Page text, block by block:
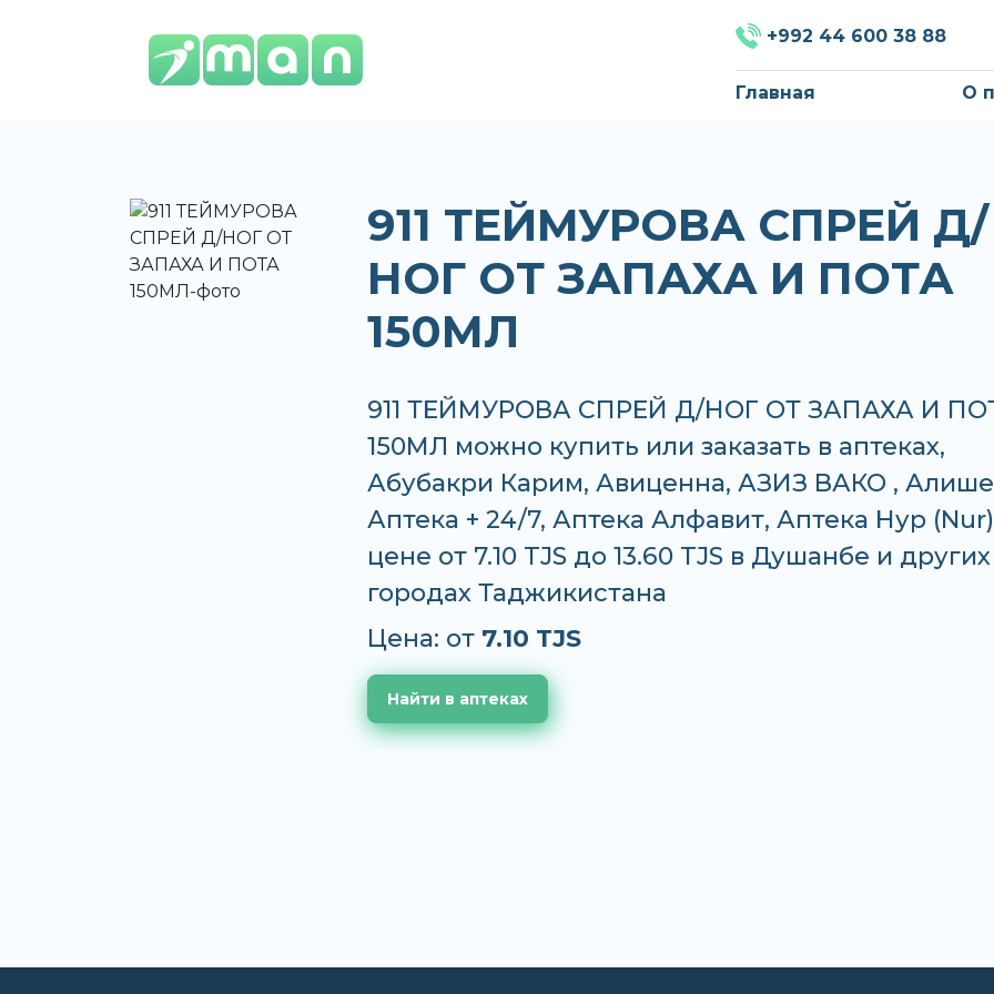
+992 44 600 38 88
Главная О
911 ТЕЙМУРОВА СПРЕЙ Д/
НОГ ОТ ЗАПАХА И ПОТА
150МЛ
911 ТЕЙМУРОВА СПРЕЙ Д/НОГ ОТ ЗАПАХА И
150МЛ можно купить или заказать в аптеках,
Абубакри Карим, Авиценна, АЗИЗ ВАКО ,
Аптека + 24/7, Аптека Алфавит, Аптека Нур
цене от 7.10 TJS до 13.60 TJS в Душанбе и других
городах Таджикистана
Цена: от 7.10 TJS
Найти в аптеках